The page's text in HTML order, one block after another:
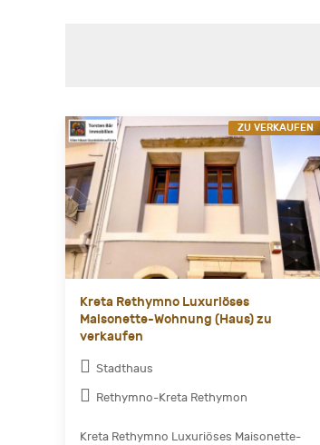
Kreta Rethymno Luxuriöses
Maisonette-Wohnung (Haus) zu
verkaufen
Stadthaus
Rethymno-Kreta Rethymon
Kreta Rethymno Luxuriöses Maisonette-
ZU VERKAUFEN